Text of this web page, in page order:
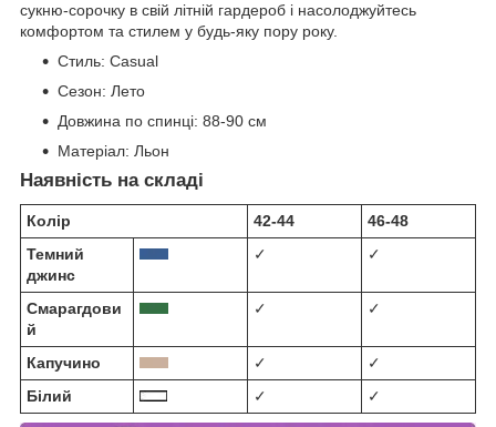
сукню-сорочку в свій літній гардероб і насолоджуйтесь
комфортом та стилем у будь-яку пору року.
Стиль: Casual
Сезон: Лето
Довжина по спинці: 88-90 см
Матеріал: Льон
Наявність на складі
Колір 42-44
46-48
Темний
джинс
✓ ✓
Смарагдови
й
✓ ✓
Капучино ✓
✓
Білий
✓ ✓